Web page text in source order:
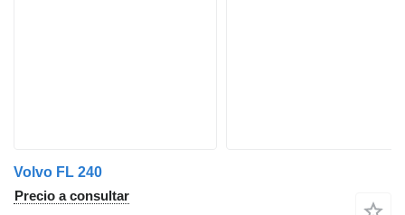
Volvo FL 240
Precio a consultar